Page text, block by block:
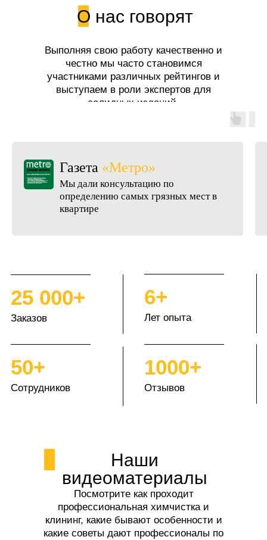
О нас говорят
Выполняя свою работу качественно и
честно мы часто становимся
участниками различных рейтингов и
выступаем в роли экспертов для
солидных изданий.
Портал«Комсомольская
правда»
Вошли в топ лучших клининговых
компаний Санкт-Петербурга
25 000+
Заказов
6+
Лет опыта
50+
Сотрудников
1000+
Отзывов
Наши
видеоматериалы
Посмотрите как проходит
профессиональная химчистка и
клининг, какие бывают особенности и
какие советы дают профессионалы по